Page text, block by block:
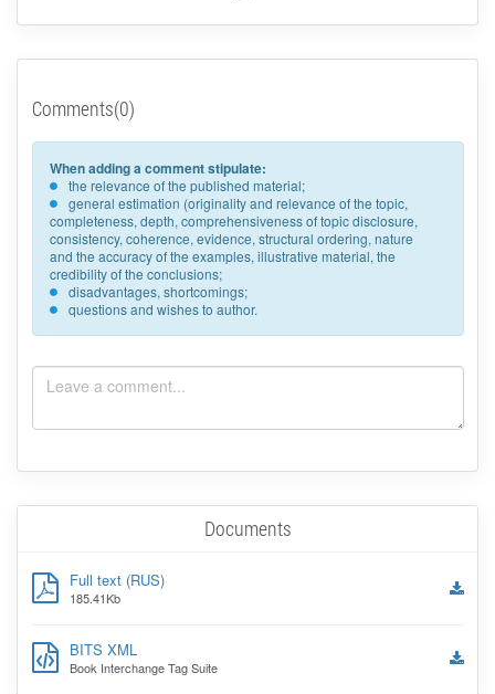
Comments(0)
When adding a comment stipulate:
the relevance of the published material;
general estimation (originality and relevance of the topic,
completeness, depth, comprehensiveness of topic disclosure,
consistency, coherence, evidence, structural ordering, nature
and the accuracy of the examples, illustrative material, the
credibility of the conclusions;
disadvantages, shortcomings;
questions and wishes to author.
Documents
Full text (RUS)
185.41Kb
BITS XML
Book Interchange Tag Suite